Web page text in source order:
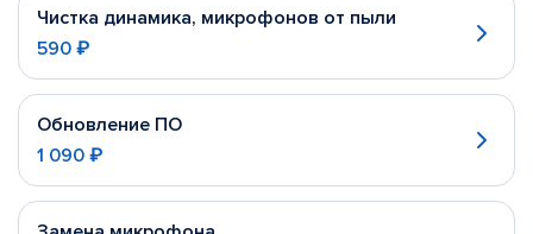
Чистка динамика, микрофонов от пыли
590 ₽
Обновление ПО
1 090 ₽